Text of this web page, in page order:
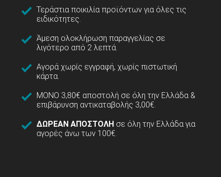
Τεράστια ποικιλία προϊόντων για όλες τις
ειδικότητες.
Άμεση ολοκλήρωση παραγγελίας σε
λιγότερο από 2 λεπτά.
Αγορά χωρίς εγγραφή, χωρίς πιστωτική
κάρτα.
ΜΟΝΟ 3,80€ αποστολή σε όλη την Ελλάδα &
επιβάρυνση αντικαταβολής 3,00€.
ΔΩΡΕΑΝ ΑΠΟΣΤΟΛΗ σε όλη την Ελλάδα για
αγορές άνω των 100€.